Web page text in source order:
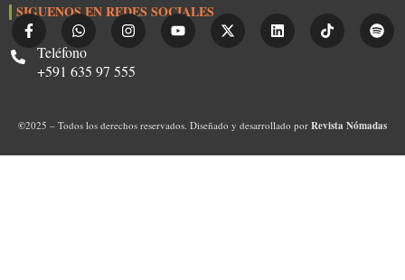
SIGUENOS EN REDES SOCIALES
Teléfono
+591 635 97 555
©2025 – Todos los derechos reservados. Diseñado y desarrollado por Revista Nómadas